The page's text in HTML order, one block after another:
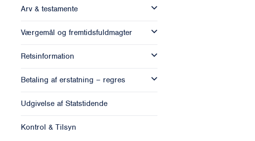
Arv & testamente
Værgemål og fremtidsfuldmagter
Retsinformation
Betaling af erstatning – regres
Udgivelse af Statstidende
Kontrol & Tilsyn